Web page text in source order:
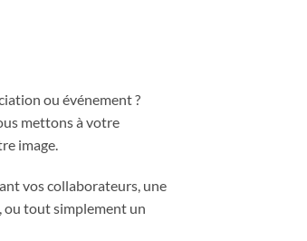
ou événement ?
mettons à votre
image.
vos collaborateurs, une
ou tout simplement un